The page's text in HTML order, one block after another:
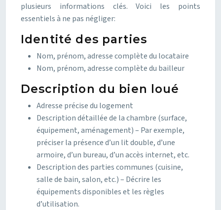
plusieurs informations clés. Voici les points
essentiels à ne pas négliger:
Identité des parties
Nom, prénom, adresse complète du locataire
Nom, prénom, adresse complète du bailleur
Description du bien loué
Adresse précise du logement
Description détaillée de la chambre (surface,
équipement, aménagement) – Par exemple,
préciser la présence d’un lit double, d’une
armoire, d’un bureau, d’un accès internet, etc.
Description des parties communes (cuisine,
salle de bain, salon, etc.) – Décrire les
équipements disponibles et les règles
d’utilisation.